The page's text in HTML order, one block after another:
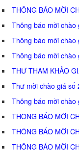
THÔNG BÁO MỜI
Thông báo mời chào
Thông báo mời chào
Thông báo mời chào
THƯ THAM KHẢO
Thư mời chào giá số
Thông báo mời chào
THÔNG BÁO MỜI
THÔNG BÁO MỜI
THÔNG BÁO MỜI